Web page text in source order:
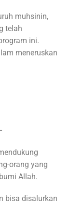
muhsinin,
telah
ini.
meneruskan
orang yang
Allah.
bisa disalurkan